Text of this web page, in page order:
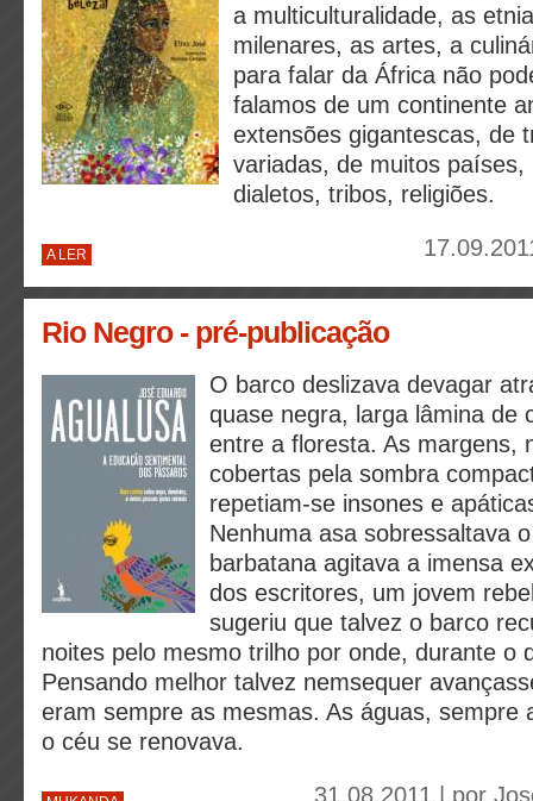
a multiculturalidade, as
milenares, as artes, a
para falar da África não
falamos de um continente
extensões gigantescas, de
variadas, de muitos
dialetos, tribos, religiões.
A LER
Rio Negro - pré-publicação
O barco deslizava devagar
quase negra, larga lâmina de
entre a floresta. As margens,
cobertas pela sombra
repetiam‑se insones e
Nenhuma asa sobressaltava
barbatana agitava a imensa
dos escritores, um jovem
sugeriu que talvez o barco
noites pelo mesmo trilho por onde, durante o
Pensando melhor talvez nemsequer
eram sempre as mesmas. As águas, sempre
o céu se renovava.
31.08.2011 | por